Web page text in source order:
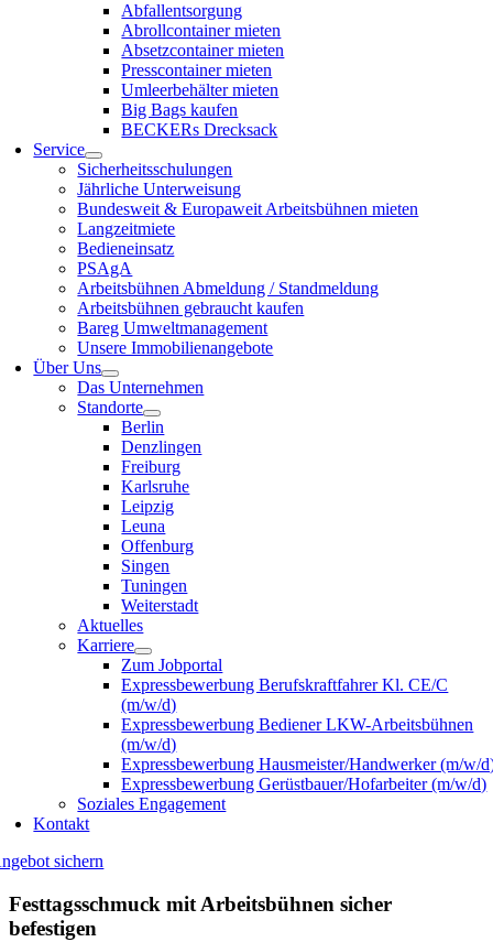
Abfallentsorgung
Abrollcontainer mieten
Absetzcontainer mieten
Presscontainer mieten
Umleerbehälter mieten
Big Bags kaufen
BECKERs Drecksack
Service
Sicherheitsschulungen
Jährliche Unterweisung
Bundesweit & Europaweit Arbeitsbühnen mieten
Langzeitmiete
Bedieneinsatz
PSAgA
Arbeitsbühnen Abmeldung / Standmeldung
Arbeitsbühnen gebraucht kaufen
Bareg Umweltmanagement
Unsere Immobilienangebote
Über Uns
Das Unternehmen
Standorte
Berlin
Denzlingen
Freiburg
Karlsruhe
Leipzig
Leuna
Offenburg
Singen
Tuningen
Weiterstadt
Aktuelles
Karriere
Zum Jobportal
Expressbewerbung Berufskraftfahrer Kl. CE/C
(m/w/d)
Expressbewerbung Bediener LKW-Arbeitsbühnen
(m/w/d)
Expressbewerbung Hausmeister/Handwerker (m/w/
Expressbewerbung Gerüstbauer/Hofarbeiter (m/w/d)
Soziales Engagement
Kontakt
sichern
Festtagsschmuck mit Arbeitsbühnen sicher
befestigen